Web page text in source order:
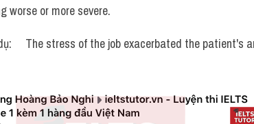
worse or more severe.
The stress of the job exacerbated the patient's